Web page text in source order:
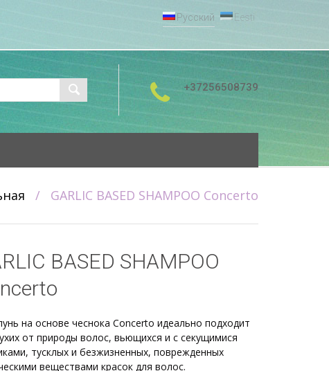
Русский Eesti
+37256508739
/ GARLIC BASED SHAMPOO Concerto
BASED SHAMPOO
на основе чеснока Concerto идеально подходит
от природы волос, вьющихся и с секущимися
тусклых и безжизненных, поврежденных
веществами красок для волос.